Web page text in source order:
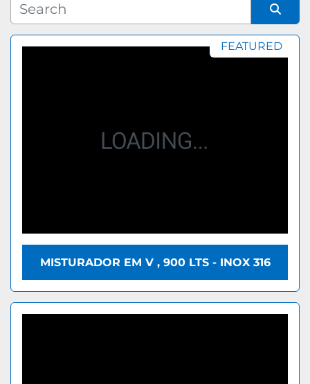
Manufacturer
Sort by FEATURED
MISTURADOR EM V , 900 LTS - INOX 316